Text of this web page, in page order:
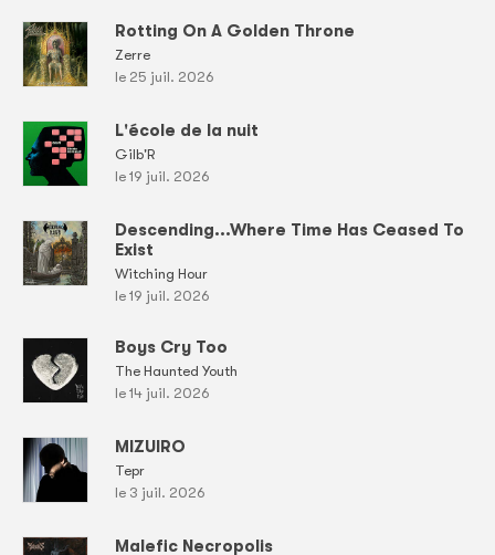
Rotting On A Golden Throne
Zerre
le 25 juil. 2026
L'école de la nuit
Gilb'R
le 19 juil. 2026
Descending...Where Time Has Ceased To
Exist
Witching Hour
le 19 juil. 2026
Boys Cry Too
The Haunted Youth
le 14 juil. 2026
MIZUIRO
Tepr
le 3 juil. 2026
Malefic Necropolis